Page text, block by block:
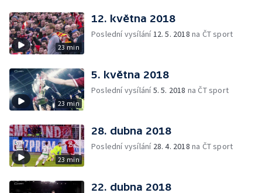
23 min
12. května 2018
Poslední vysílání12. 5. 2018 na ČT sport
23 min
5. května 2018
Poslední vysílání5. 5. 2018 na ČT sport
23 min
28. dubna 2018
Poslední vysílání 28. 4. 2018 na ČT sport
22. dubna 2018